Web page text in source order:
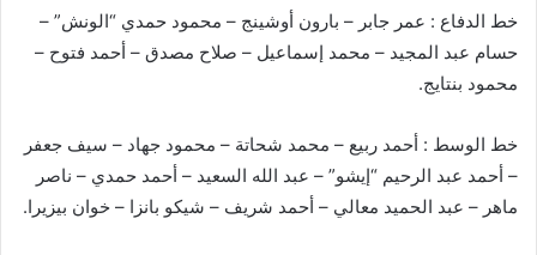
خط الدفاع : عمر جابر – بارون أوشينج – محمود حمدي “الونش” –
حسام عبد المجيد – محمد إسماعيل – صلاح مصدق – أحمد فتوح –
محمود بنتايج.
خط الوسط : أحمد ربيع – محمد شحاتة – محمود جهاد – سيف جعفر
– أحمد عبد الرحيم “إيشو” – عبد الله السعيد – أحمد حمدي – ناصر
ماهر – عبد الحميد معالي – أحمد شريف – شيكو بانزا – خوان بيزيرا.